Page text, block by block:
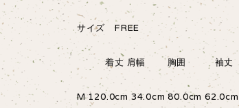
サイズ FREE
着丈 肩幅 胸囲 袖丈
M 120.0cm 34.0cm 80.0cm 62.0cm